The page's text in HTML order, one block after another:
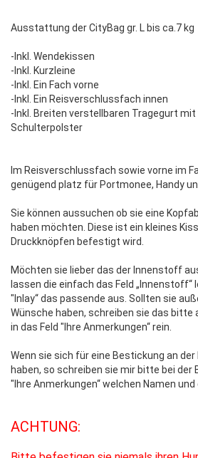
Ausstattung der CityBag gr. L bis ca.7 kg
-Inkl. Wendekissen
-Inkl. Kurzleine
-Inkl. Ein Fach vorne
-Inkl. Ein Reisverschlussfach innen
-Inkl. Breiten verstellbaren Tragegurt
Schulterpolster
Im Reisverschlussfach sowie vorne im
genügend platz für Portmonee, Handy
Sie können aussuchen ob sie eine
haben möchten. Diese ist ein kleines
Druckknöpfen befestigt wird.
Möchten sie lieber das der Innenstoff
lassen die einfach das Feld „Innenstoff“
"Inlay“ das passende aus. Sollten sie
Wünsche haben, schreiben sie das bitte
in das Feld "Ihre Anmerkungen“ rein.
Wenn sie sich für eine Bestickung an
haben, so schreiben sie mir bitte bei der
"Ihre Anmerkungen“ welchen Namen und
ACHTUNG: